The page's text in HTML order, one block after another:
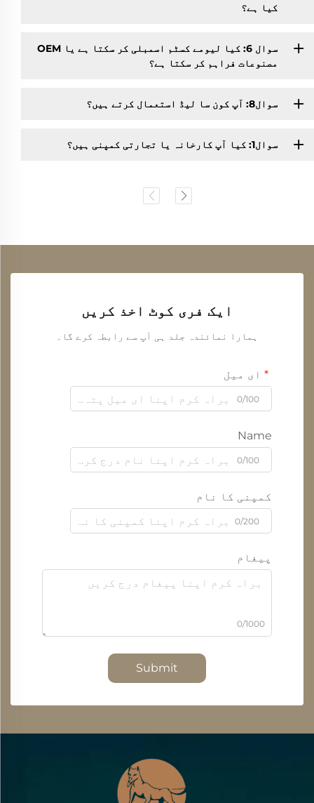
کیا ہے؟
سوال 6: کیا لیومے کسٹم اسمبلی کر سکتا ہے یا OEM
مصنوعات فراہم کر سکتا ہے؟
سوال8: آپ کون سا لیڈ استعمال کرتے ہیں؟
سوال1: کیا آپ کارخانہ یا تجارتی کمپنی ہیں؟
ایک فری کوٹ اخذ کریں
ہمارا نمائندہ جلد ہی آپ سے رابطہ کرے گا۔
ای میل
0/100
Name
0/100
کمپنی کا نام
0/200
پیغام
0/1000
Submit